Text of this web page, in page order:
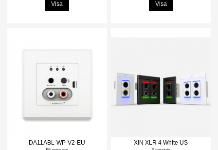
Visa Visa
DA11ABL-WP-V2-EU XIN XLR 4 White US